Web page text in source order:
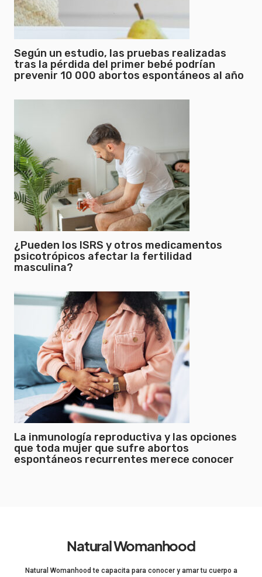
Según un estudio, las pruebas realizadas
tras la pérdida del primer bebé podrían
prevenir 10 000 abortos espontáneos al año
¿Pueden los ISRS y otros medicamentos
psicotrópicos afectar la fertilidad
masculina?
La inmunología reproductiva y las opciones
que toda mujer que sufre abortos
espontáneos recurrentes merece conocer
Natural Womanhood
Natural Womanhood te capacita para conocer y amar tu cuerpo a